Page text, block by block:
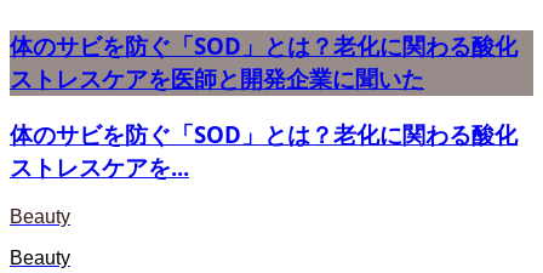
体のサビを防ぐ「SOD」とは？老化に関わる酸化
ストレスケアを医師と開発企業に聞いた
体のサビを防ぐ「SOD」とは？老化に関わる酸化
ストレスケアを...
Beauty
Beauty